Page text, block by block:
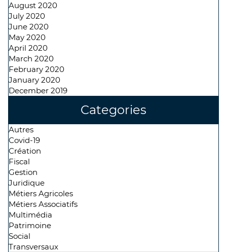
August 2020
July 2020
June 2020
May 2020
April 2020
March 2020
February 2020
January 2020
December 2019
Categories
Autres
Covid-19
Création
Fiscal
Gestion
Juridique
Métiers Agricoles
Métiers Associatifs
Multimédia
Patrimoine
Social
Transversaux